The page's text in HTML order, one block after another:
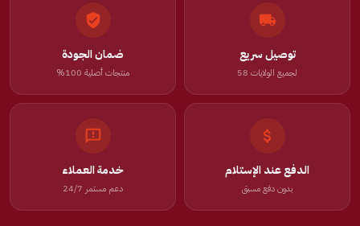
توصيل سريع
لجميع الولايات 58
ضمان الجودة
منتجات أصلية 100%
الدفع عند الإستلام
بدون دفع مسبق
خدمة العملاء
دعم مستمر 24/7